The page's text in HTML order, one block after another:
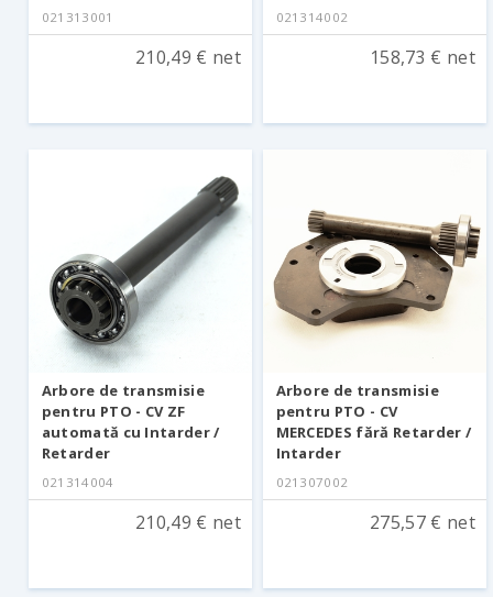
021313001
210,49 € net
021314002
158,73 € net
Arbore de transmisie
pentru PTO - CV ZF
automată cu Intarder /
Retarder
021314004
210,49 € net
Arbore de transmisie
pentru PTO - CV
MERCEDES fără Retarder /
Intarder
021307002
275,57 € net